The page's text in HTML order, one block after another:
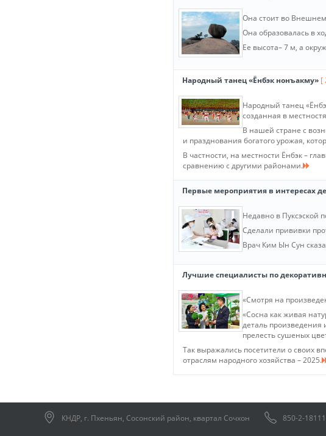
Она стоит во
Она образовалась в
Ее высота– 7 м, а
Народный танец «Ёнбэк нонъакму» [
Народный танец
созданная в
В нашей стране с
и празднования богатого урожая,
В частности, на местности Ёнбэк –
сравнению с другими районами.
Первые мероприятия в интересах
Недавно в Пуксэской
Сделали прививки
Врач Ким Ын Сун
Лучшие специалисты по
«Смотря на
«Сосна как живая
деталь произведения
прелесть сушеных
Так выражались посетители о своих
отраслям народного хозяйства – 2025.
КНДР, г. Пхеньян, Сосонский район, квартал Сочхон 850-2-